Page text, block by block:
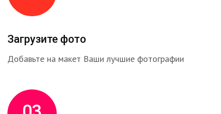
Загрузите фото
Добавьте на макет Ваши лучшие фотографии